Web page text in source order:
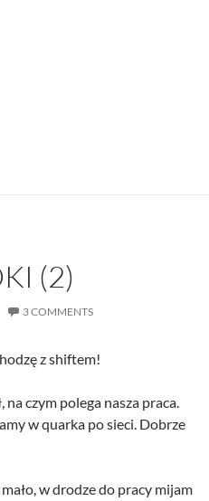
(2)
3 COMMENTS
z shiftem!
czym polega nasza praca.
w quarka po sieci. Dobrze
w drodze do pracy mijam